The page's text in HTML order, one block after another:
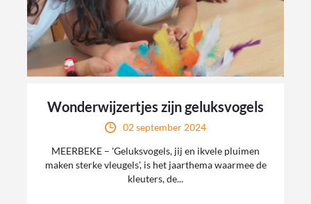
Wonderwijzertjes zijn geluksvogels
02 september 2024
MEERBEKE – 'Geluksvogels, jij en ikvele pluimen
maken sterke vleugels', is het jaarthema waarmee de
kleuters, de...